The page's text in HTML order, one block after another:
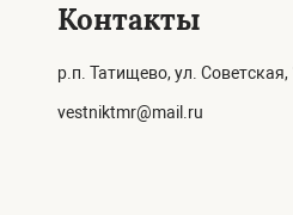
Контакты
р.п. Татищево, ул.
vestniktmr@mail.ru